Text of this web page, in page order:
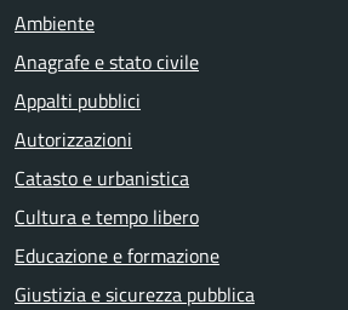
Ambiente
Anagrafe e stato civile
Appalti pubblici
Autorizzazioni
Catasto e urbanistica
Cultura e tempo libero
Educazione e formazione
Giustizia e sicurezza pubblica